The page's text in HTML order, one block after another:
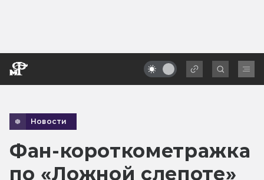
Новости
Фан-короткометражка
по «Ложной слепоте»